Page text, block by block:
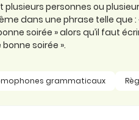
plusieurs personnes ou
dans une phrase telle que
soirée » alors qu’il faut
soirée ».
grammaticaux